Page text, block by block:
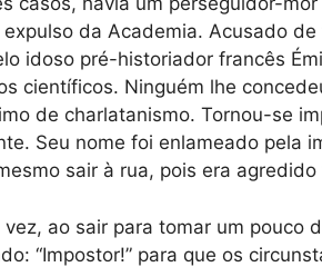
da Academia. Acusado
idoso pré-historiador francês
científicos. Ninguém lhe
de charlatanismo. Tornou-se
Seu nome foi enlameado pela
sair à rua, pois era
vez, ao sair para tomar um pouco
“Impostor!” para que os